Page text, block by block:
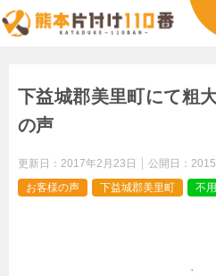
下益城郡美里町にて粗
の声
更新日： 2017年2月23日 公開日：
お客様の声
下益城郡美里町 不